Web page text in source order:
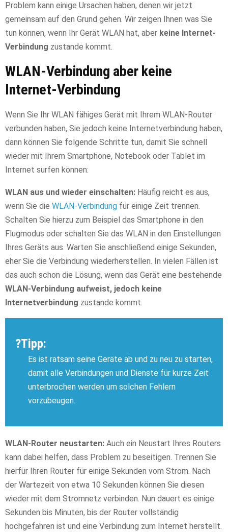
Problem kann einige Ursachen haben, denen wir jetzt
gemeinsam auf den Grund gehen. Wir zeigen Ihnen was Sie
tun können, wenn Ihr Gerät WLAN hat, aber keine Internet-
Verbindung zustande kommt.
WLAN-Verbindung aber keine
Internet-Verbindung
Wenn Sie Ihr WLAN fähiges Gerät mit Ihrem WLAN-Router
verbunden haben, Sie jedoch keine Internetverbindung haben,
dann können Sie folgende Schritte tun, damit Sie schnell
wieder mit Ihrem Smartphone, Notebook oder Tablet im
Internet surfen können:
WLAN aus und wieder einschalten: Häufig reicht es aus,
wenn Sie die WLAN-Verbindung für einige Zeit trennen.
Schalten Sie hierzu zum Beispiel das Smartphone in den
Flugmodus oder schalten Sie das WLAN in den Einstellungen
Ihres Geräts aus. Warten Sie anschließend einige Sekunden,
eher Sie die Verbindung wiederherstellen. In vielen Fällen ist
das auch schon die Lösung, wenn das Gerät eine bestehende
WLAN-Verbindung aufweist, jedoch keine
Internetverbindung zustande kommt.
?Tipp:
Es ist ratsam seine Geräte ab und zu neu zu starten,
damit alle Verbindungen und Dienste für kurze Zeit
unterbrochen werden um solchen Fehlern
vorzubeugen.
WLAN-Router neustarten: Auch ein Neustart Ihres Routers
kann dabei helfen, dass Problem zu beseitigen. Trennen Sie
hierfür Ihren Router für einige Sekunden vom Strom. Nach
der Wartezeit von etwa 10 Sekunden können Sie diesen
wieder mit dem Stromnetz verbinden. Nun dauert es einige
Sekunden bis Minuten, bis der Router vollständig
hochgefahren ist und eine Verbindung zum Internet herstellt.